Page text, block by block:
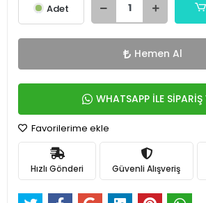
Adet
Hemen Al
WHATSAPP İLE SİPARİŞ
Favorilerime ekle
Hızlı Gönderi Güvenli Alışveriş